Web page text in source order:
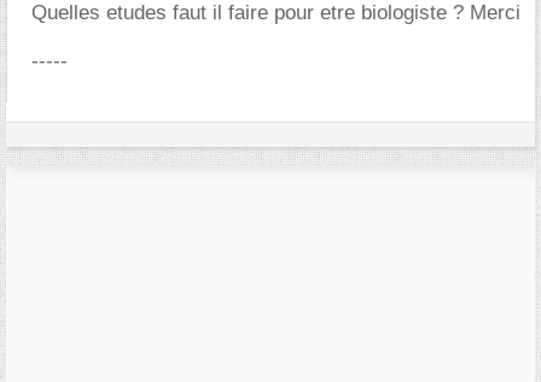
Quelles etudes faut il faire pour etre biologiste ? Merci
-----